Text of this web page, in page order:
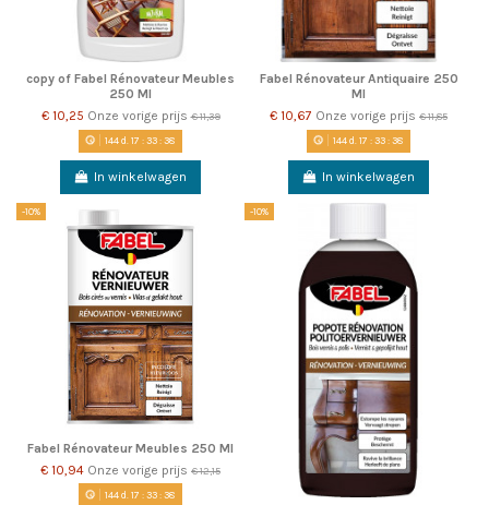
copy of Fabel Rénovateur Meubles
250 Ml
€ 10,25 Onze vorige prijs€ 11,39
144d.17 :33:38
In winkelwagen
Fabel Rénovateur Antiquaire 250
Ml
€ 10,67 Onze vorige prijs € 11,85
144d.17 :33:38
In winkelwagen
-10%
Fabel Rénovateur Meubles 250 Ml
€ 10,94 Onze vorige prijs € 12,15
144d. 17 :33:38
-10%